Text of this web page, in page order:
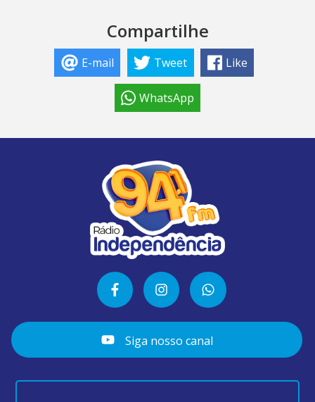
Compartilhe
E-mail Tweet Like
WhatsApp
Siga nosso canal